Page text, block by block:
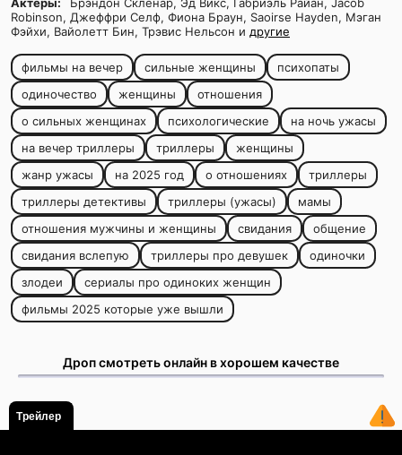
Актёры:
Брэндон Скленар, Эд Викс, Габриэль Райан, Jacob
Robinson, Джеффри Селф, Фиона Браун, Saoirse Hayden, Мэган
Фэйхи, Вайолетт Бин, Трэвис Нельсон и другие
фильмы на вечер сильные женщины
психопаты
одиночество
женщины
отношения
о сильных женщинах
психологические
на ночь ужасы
на вечер триллеры
триллеры
женщины
жанр ужасы
на 2025 год о отношениях
триллеры
триллеры детективы
триллеры (ужасы)
мамы
отношения мужчины и женщины
свидания
общение
свидания вслепую
триллеры про девушек
одиночки
злодеи
сериалы про одиноких женщин
фильмы 2025 которые уже вышли
Дроп смотреть онлайн в хорошем качестве
Трейлер